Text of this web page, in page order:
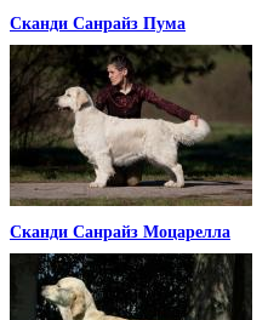
Сканди Санрайз Пума
Сканди Санрайз Моцарелла